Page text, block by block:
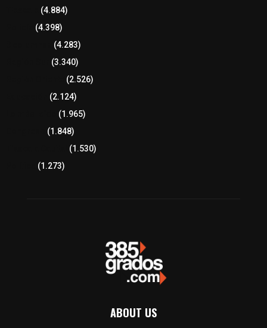
(4.884)
(4.398)
(4.283)
(3.340)
(2.526)
(2.124)
(1.965)
(1.848)
(1.530)
(1.273)
ABOUT US